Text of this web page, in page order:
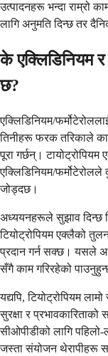
उत्पादनहरू भन्दा राम्रो
लागि अनुमति दिन्छ तर
के एक्लिडिनियम र
छ?
एक्लिडिनियम/
तिनीहरू फरक तरिकाले
पूरा गर्छन्।
एक्लिडिनियम/
जोड्दछ।
अध्ययनहरूले सुझाव दिन्छ
टियोट्रोपियम एक्लैको
प्रदान गर्न सक्छ। यसले
सँगै काम गरिरहेको
यद्यपि, टियोट्रोपियम
सुरक्षा र
सीओपीडीको लागि पहिलो-
जस्ता संयोजन थेरापीहरू